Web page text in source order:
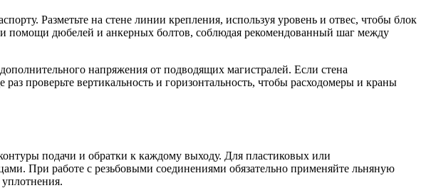
Разметьте на стене линии крепления, используя уровень и отвес, чтобы блок
помощи дюбелей и анкерных болтов, соблюдая рекомендованный шаг между
напряжения от подводящих магистралей. Если стена
проверьте вертикальность и горизонтальность, чтобы расходомеры и краны
подачи и обратки к каждому выходу. Для пластиковых или
При работе с резьбовыми соединениями обязательно применяйте льняную